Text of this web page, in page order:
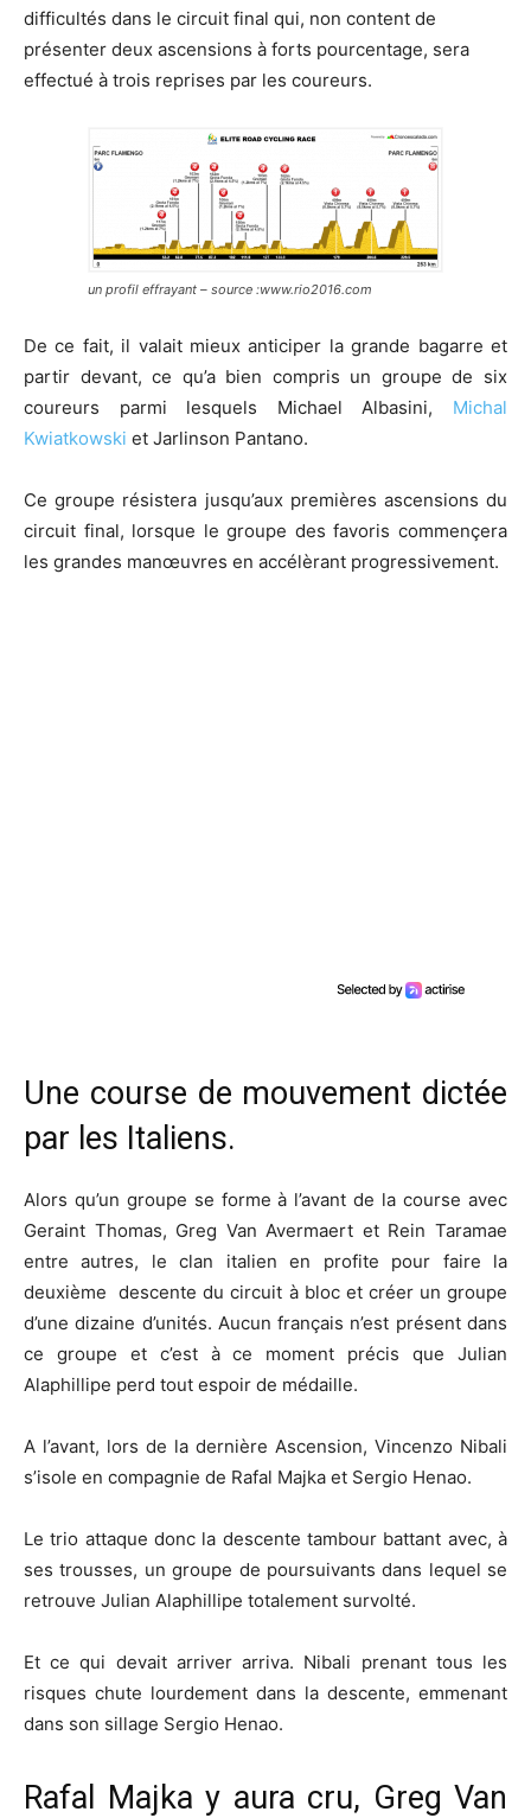
difficultés dans le circuit final qui, non content de
présenter deux ascensions à forts pourcentage, sera
effectué à trois reprises par les coureurs.
un profil effrayant – source :www.rio2016.com
De ce fait, il valait mieux anticiper la grande bagarre et
partir devant, ce qu’a bien compris un groupe de six
coureurs parmi lesquels Michael Albasini, Michal
Kwiatkowski et Jarlinson Pantano.
Ce groupe résistera jusqu’aux premières ascensions du
circuit final, lorsque le groupe des favoris commençera
les grandes manœuvres en accélèrant progressivement.
Une course de mouvement dictée
par les Italiens.
Alors qu’un groupe se forme à l’avant de la course avec
Geraint Thomas, Greg Van Avermaert et Rein Taramae
entre autres, le clan italien en profite pour faire la
deuxième descente du circuit à bloc et créer un groupe
d’une dizaine d’unités. Aucun français n’est présent dans
ce groupe et c’est à ce moment précis que Julian
Alaphillipe perd tout espoir de médaille.
A l’avant, lors de la dernière Ascension, Vincenzo Nibali
s’isole en compagnie de Rafal Majka et Sergio Henao.
Le trio attaque donc la descente tambour battant avec, à
ses trousses, un groupe de poursuivants dans lequel se
retrouve Julian Alaphillipe totalement survolté.
Et ce qui devait arriver arriva. Nibali prenant tous les
risques chute lourdement dans la descente, emmenant
dans son sillage Sergio Henao.
Rafal Majka y aura cru, Greg Van